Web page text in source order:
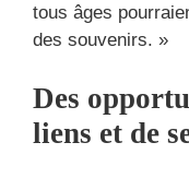
tous âges
des souvenirs. »
Des
liens et de